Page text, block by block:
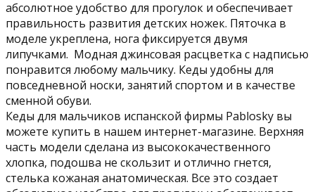
абсолютное удобство для прогулок и обеспечивает
правильность развития детских ножек. Пяточка в
моделе укреплена, нога фиксируется двумя
липучками. Модная джинсовая расцветка с надписью
понравится любому мальчику. Кеды удобны для
повседневной носки, занятий спортом и в качестве
сменной обуви.
Кеды для мальчиков испанской фирмы Pablosky вы
можете купить в нашем интернет-магазине. Верхняя
часть модели сделана из высококачественного
хлопка, подошва не скользит и отлично гнется,
стелька кожаная анатомическая. Все это создает